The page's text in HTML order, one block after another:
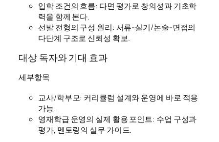
입학 조건의 흐름: 다면 평가로 창의성과 기초학
력을 함께 본다.
선발 전형의 구성 원리: 서류-실기/논술-면접의
다단계 구조로 신뢰성 확보.
대상 독자와 기대 효과
세부항목
교사/학부모: 커리큘럼 설계와 운영에 바로 적용
가능.
영재학급 운영의 실제 활용 포인트: 수업 구성과
평가, 멘토링의 실무 가이드.